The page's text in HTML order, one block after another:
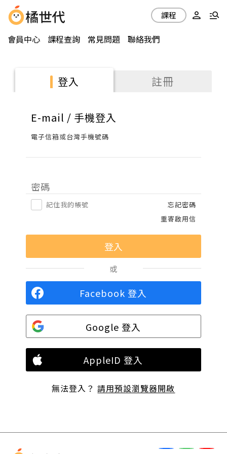
會員中心 課程查詢 常見問題 聯絡我們
課程
登入 註冊
E-mail / 手機登入
電子信箱或台灣手機號碼
密碼
記住我的帳號
忘記密碼
重寄啟用信
或
Facebook 登入
Google 登入
AppleID 登入
無法登入？請用預設瀏覽器開啟